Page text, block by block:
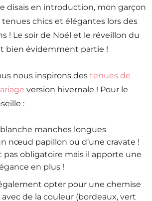
disais en introduction, mon garçon
chics et élégantes lors des
! Le soir de Noël et le réveillon du
bien évidemment partie !
nous inspirons des tenues de
version hivernale ! Pour le
:
manches longues
nœud papillon ou d’une cravate !
pas obligatoire mais il apporte une
en plus !
opter pour une chemise
de la couleur (bordeaux, vert